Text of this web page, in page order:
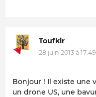
Toufkir
28 juin 2013 à
Bonjour ! Il existe une
un drone US, une